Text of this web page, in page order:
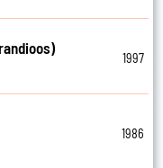
1997
1986